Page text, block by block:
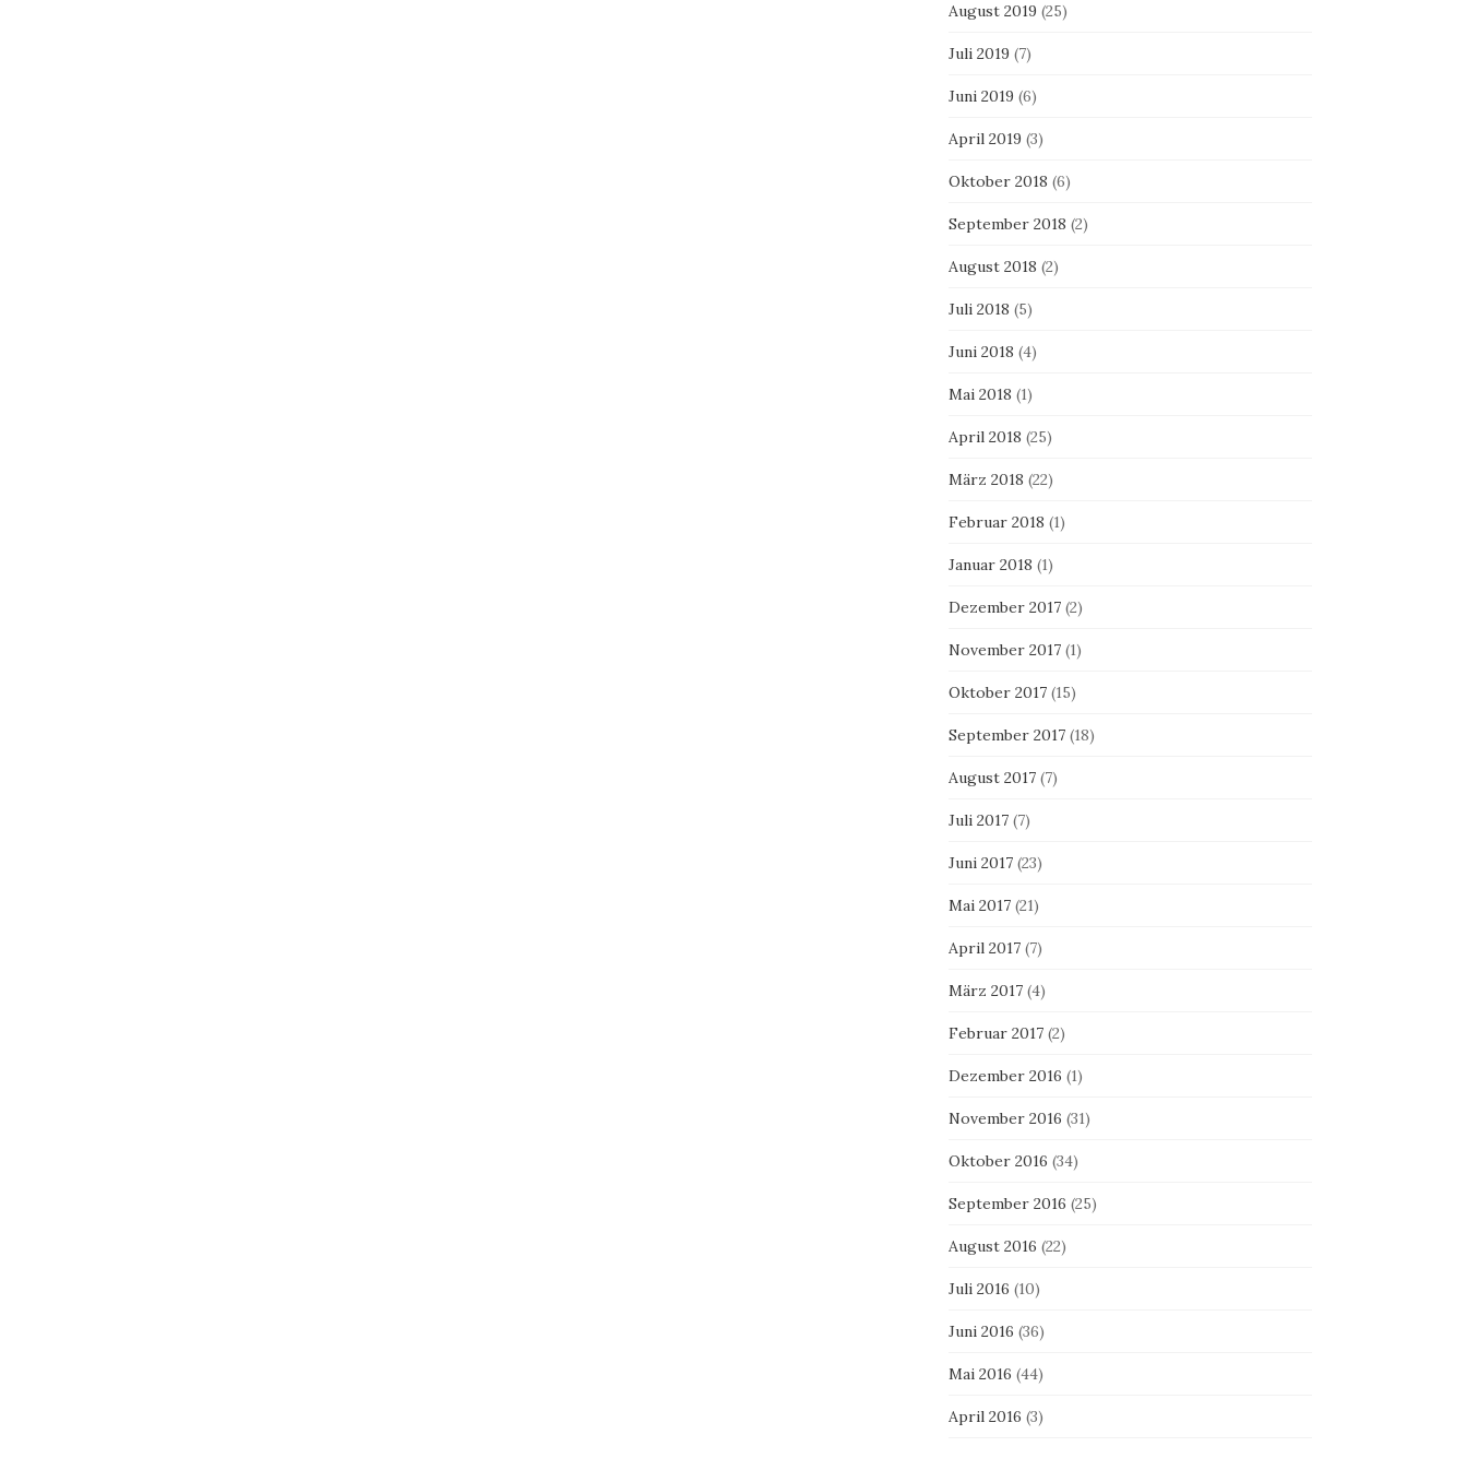
August 2019 (25)
Juli 2019 (7)
Juni 2019 (6)
April 2019 (3)
Oktober 2018 (6)
September 2018 (2)
August 2018 (2)
Juli 2018 (5)
Juni 2018 (4)
Mai 2018 (1)
April 2018 (25)
März 2018 (22)
Februar 2018 (1)
Januar 2018 (1)
Dezember 2017(2)
November 2017(1)
Oktober 2017(15)
September 2017(18)
August 2017(7)
Juli 2017(7)
Juni 2017(23)
Mai 2017(21)
April 2017(7)
März 2017(4)
Februar 2017(2)
Dezember 2016 (1)
November 2016 (31)
Oktober 2016 (34)
September 2016 (25)
August 2016 (22)
Juli 2016 (10)
Juni 2016 (36)
Mai 2016 (44)
April 2016 (3)